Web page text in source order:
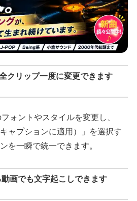
クリップ一度に変更できます
ォントやスタイルを変更し、
ャプションに適用）」を選択す
を一瞬で統一できます。
画でも文字起こしできます